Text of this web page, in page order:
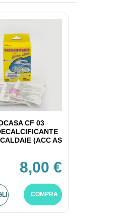
CF 03
(ACC AS
8,00 €
COMPRA